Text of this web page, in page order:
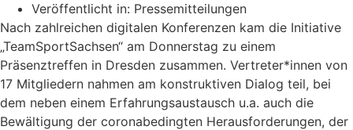
Veröffentlicht in: Pressemitteilungen
Nach zahlreichen digitalen Konferenzen kam die Initiative
„TeamSportSachsen“ am Donnerstag zu einem
Präsenztreffen in Dresden zusammen. Vertreter*innen von
17 Mitgliedern nahmen am konstruktiven Dialog teil, bei
dem neben einem Erfahrungsaustausch u.a. auch die
Bewältigung der coronabedingten Herausforderungen, der